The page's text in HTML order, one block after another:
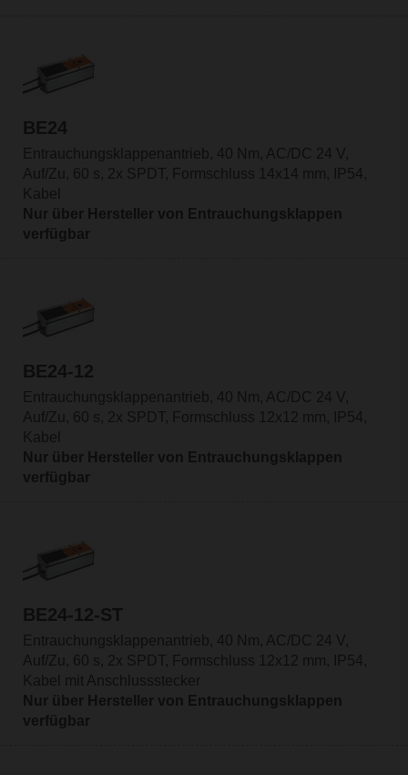
BE24
Entrauchungsklappenantrieb, 40 Nm, AC/DC 24 V,
Auf/Zu, 60 s, 2x SPDT, Formschluss 14x14 mm, IP54,
Kabel
Nur über Hersteller von Entrauchungsklappen
verfügbar
BE24-12
Entrauchungsklappenantrieb, 40 Nm, AC/DC 24 V,
Auf/Zu, 60 s, 2x SPDT, Formschluss 12x12 mm, IP54,
Kabel
Nur über Hersteller von Entrauchungsklappen
verfügbar
BE24-12-ST
Entrauchungsklappenantrieb, 40 Nm, AC/DC 24 V,
Auf/Zu, 60 s, 2x SPDT, Formschluss 12x12 mm, IP54,
Kabel mit Anschlussstecker
Nur über Hersteller von Entrauchungsklappen
verfügbar